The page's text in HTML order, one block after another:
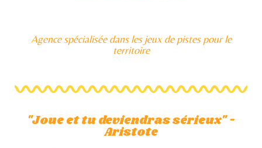
Agence spécialisée dans les jeux de pistes pour le
territoire
"Joue et tu deviendras sérieux" -
Aristote